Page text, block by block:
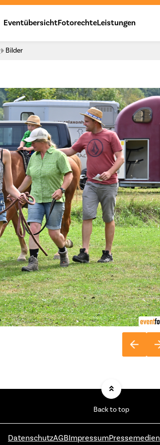
EventübersichtFotorechteLeistungen
Bilder
Back to top
DatenschutzAGBImpressumPressemedien